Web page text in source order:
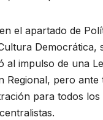
el apartado de
Democrática,
al impulso de una
Regional, pero ante
para todos